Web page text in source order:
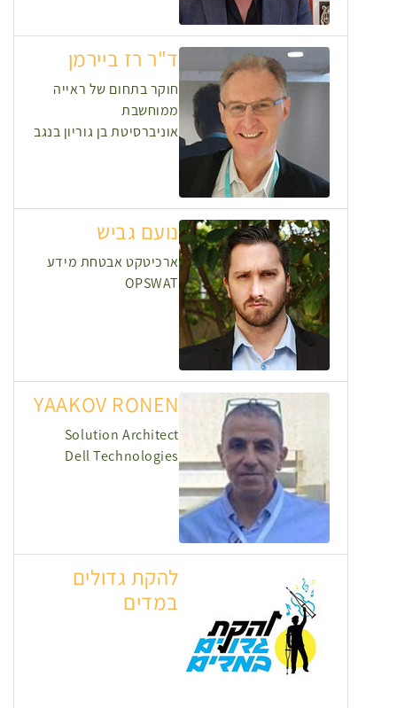
ד"ר רז ביירמן
חוקר בתחום של ראייה
ממוחשבת
אוניברסיטת בן גוריון בנגב
נועם גביש
ארכיטקט אבטחת מידע
OPSWAT
YAAKOV RONEN
Solution Architect
Dell Technologies
להקת גדולים
במדים